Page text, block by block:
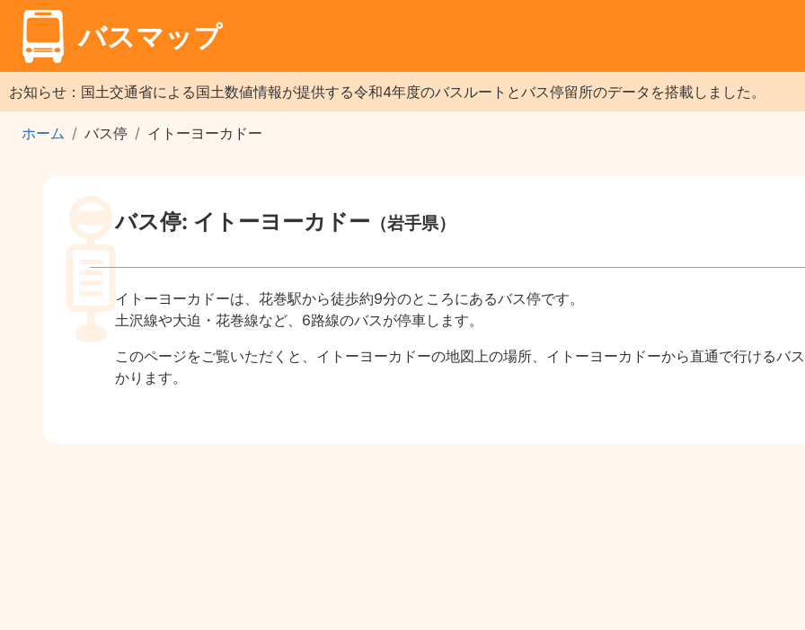
バスマップ
お知らせ：国土交通省による国土数値情報が提供する令和4年度のバスルートとバス停留所のデータを搭載しました。
ホーム バス停 イトーヨーカドー
バス停: イトーヨーカドー （岩手県）
イトーヨーカドーは、花巻駅から徒歩約9分のところにあるバス停です。
土沢線や大迫・花巻線など、6路線のバスが停車します。
このページをご覧いただくと、イトーヨーカドーの地図上の場所、イトーヨーカドーから直通で行けるバ
かります。